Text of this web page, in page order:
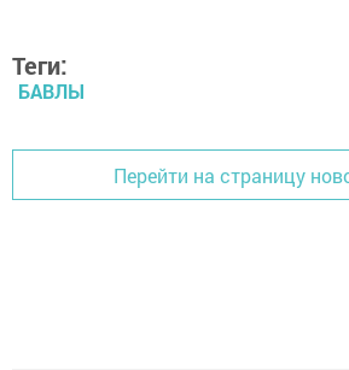
Теги:
БАВЛЫ
Перейти на страницу